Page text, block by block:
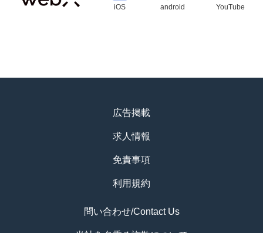
iOS android YouTube
広告掲載
求人情報
免責事項
利用規約
問い合わせ/Contact Us